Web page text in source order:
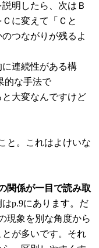
明したら、次はＢ
に変えて「Ｃと
つながりが残るよ
連続性がある構
的な手法で
大変なんですけど
と。これはよけいな
関係が一目で読み取
はp.9にあります。だ
現象を別な角度から
が多いです。それ